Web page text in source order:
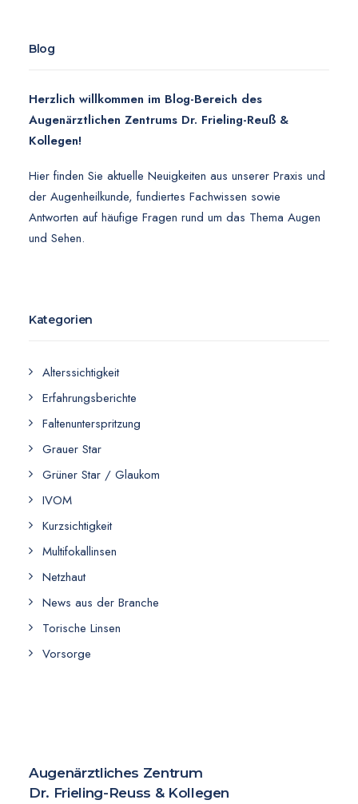
Blog
Herzlich willkommen im Blog-Bereich des
Augenärztlichen Zentrums Dr. Frieling-Reuß &
Kollegen!
Hier finden Sie aktuelle Neuigkeiten aus unserer Praxis und
der Augenheilkunde, fundiertes Fachwissen sowie
Antworten auf häufige Fragen rund um das Thema Augen
und Sehen.
Kategorien
Alterssichtigkeit
Erfahrungsberichte
Faltenunterspritzung
Grauer Star
Grüner Star / Glaukom
IVOM
Kurzsichtigkeit
Multifokallinsen
Netzhaut
News aus der Branche
Torische Linsen
Vorsorge
Augenärztliches Zentrum
Dr. Frieling-Reuss & Kollegen